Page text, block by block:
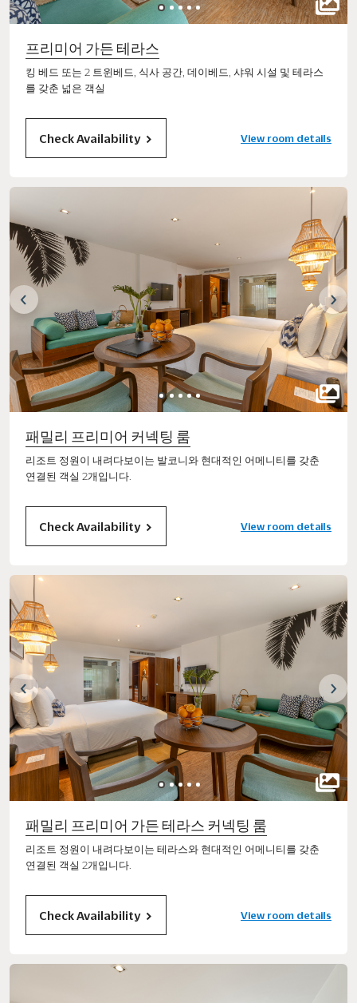
프리미어 가든 테라스
킹 베드 또는 2 트윈베드, 식사 공간, 데이베드, 샤워 시설 및 테라스
를 갖춘 넓은 객실
Check Availability View room details
패밀리 프리미어 커넥팅 룸
리조트 정원이 내려다보이는 발코니와 현대적인 어메니티를 갖춘
연결된 객실 2개입니다.
Check Availability View room details
패밀리 프리미어 가든 테라스 커넥팅 룸
리조트 정원이 내려다보이는 테라스와 현대적인 어메니티를 갖춘
연결된 객실 2개입니다.
Check Availability View room details